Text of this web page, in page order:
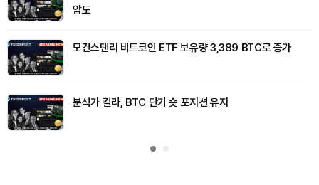
압도
모건스탠리 비트코인 ETF 보유량 3,389 BTC로 증가
분석가 킬라, BTC 단기 숏 포지션 유지